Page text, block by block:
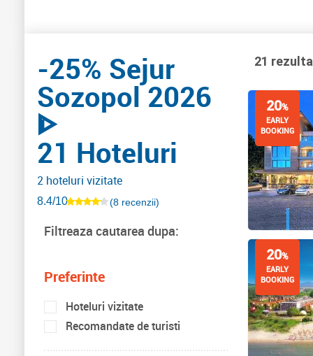
21
20%
EARLY
BOOKING
20%
EARLY
BOOKING
-25% Sejur
Sozopol 2026
ᐈ
21 Hoteluri
2 hoteluri vizitate
8.4/10 (8 recenzii)
Filtreaza cautarea dupa:
Preferinte
Hoteluri vizitate
Recomandate de turisti